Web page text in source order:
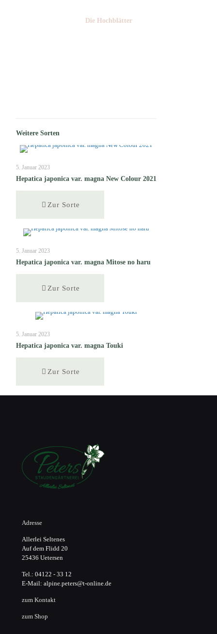
Die Hochblätter
Weitere Sorten
5. Januar 2023
Hepatica japonica var. magna New Colour 2021
Zur Sorte
5. Januar 2023
Hepatica japonica var. magna Mitose no haru
Zur Sorte
5. Januar 2023
Hepatica japonica var. magna Touki
Zur Sorte
Adresse
Allerlei Seltenes
Auf dem Flidd 20
25436 Uetersen
Tel.: 04122 - 33 12
E-Mail: alpine.peters@t-online.de
zum Kontakt
zum Shop